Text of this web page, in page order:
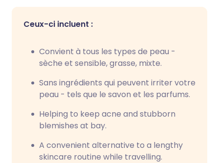
Ceux-ci incluent :
Convient à tous les types de peau -
sèche et sensible, grasse, mixte.
Sans ingrédients qui peuvent irriter votre
peau - tels que le savon et les parfums.
Helping to keep acne and stubborn
blemishes at bay.
A convenient alternative to a lengthy
skincare routine while travelling.